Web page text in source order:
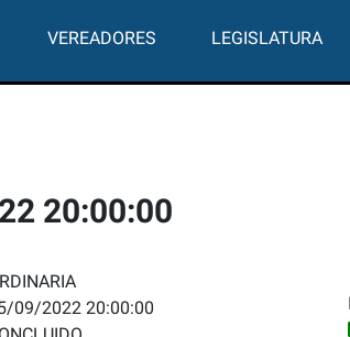
VEREADORES LEGISLATURA
20:00:00
09/2022 20:00:00